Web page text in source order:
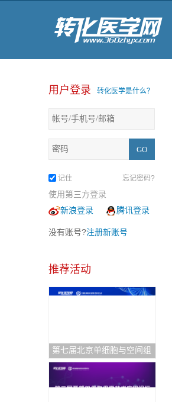
用户登录 转化医学是什么？
记住 忘记密码?
使用第三方登录
新浪登录
腾讯登录
没有账号?注册新账号
推荐活动
第七届北京单细胞与空间组
学研讨会